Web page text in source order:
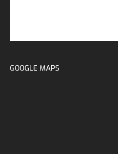
GOOGLE MAPS